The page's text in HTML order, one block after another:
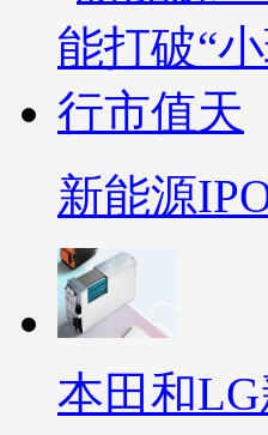
新能源
本田和